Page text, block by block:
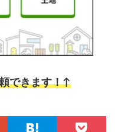
できます！↑